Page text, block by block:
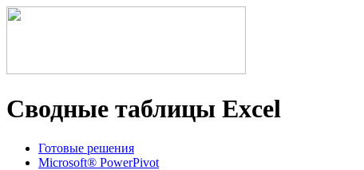
Сводные таблицы Excel
Готовые решения
Microsoft® PowerPivot